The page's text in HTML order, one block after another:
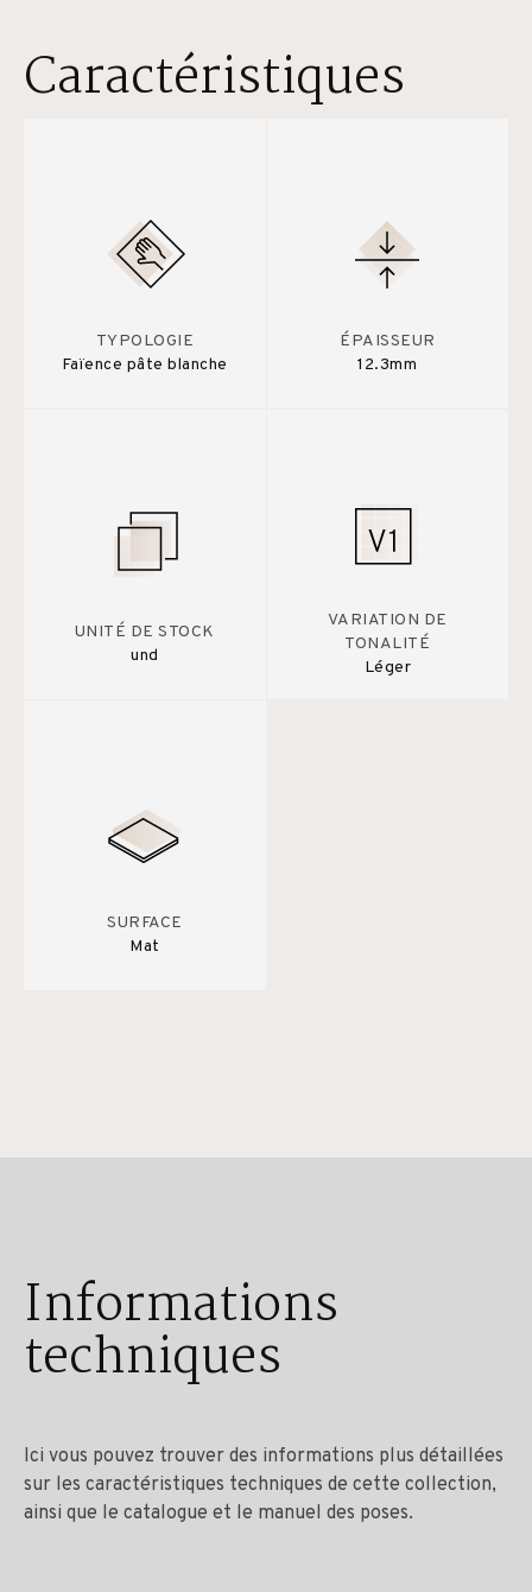
Caractéristiques
TYPOLOGIE
Faïence pâte blanche
ÉPAISSEUR
12.3mm
UNITÉ DE STOCK
und
VARIATION DE
TONALITÉ
Léger
SURFACE
Mat
Informations
techniques
Ici vous pouvez trouver des informations plus détaillées
sur les caractéristiques techniques de cette collection,
ainsi que le catalogue et le manuel des poses.